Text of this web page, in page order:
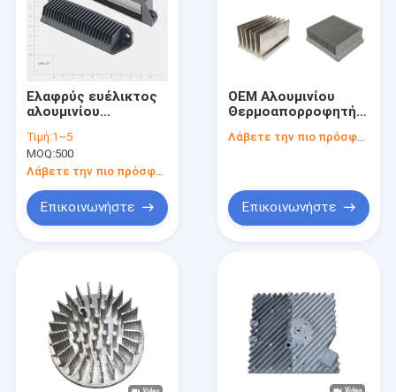
Ελαφρύς ευέλικτος
αλουμινίου
με υψηλή θερμική
αγωγιμότητα
Τιμή:1~5
MOQ:500
Λάβετε την πιο πρόσφατη τιμή
Επικοινωνήστε
OEM Αλουμινίου
Θερμοαπορροφητήρα
Υψηλή θερμική
Λάβετε την πιο πρόσφατη τιμή
Επικοινωνήστε